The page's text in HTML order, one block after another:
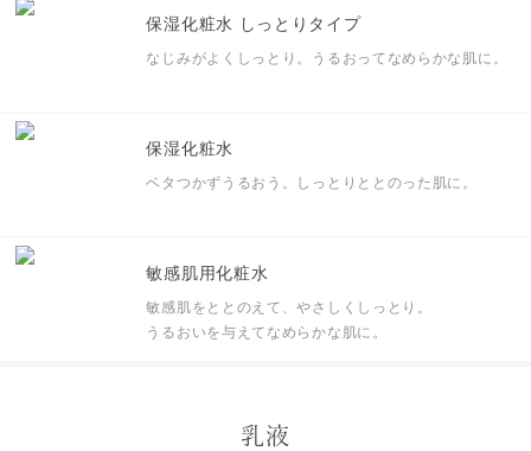
保湿化粧水 しっとりタイプ
なじみがよくしっとり。うるおってなめらかな肌に。
保湿化粧水
ベタつかずうるおう。しっとりととのった肌に。
敏感肌用化粧水
敏感肌をととのえて、やさしくしっとり。
うるおいを与えてなめらかな肌に。
乳液